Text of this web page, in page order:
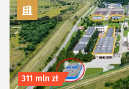
kategoria Infrastruktura
Koszt inwestycji
311 mln zł